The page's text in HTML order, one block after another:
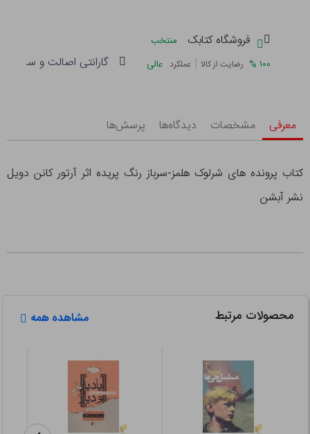
فروشگاه کتابک
منتخب
۱۰۰ % رضایت از کالا | عملکرد عالی گارانتی اصالت و سلامت
معرفی مشخصات دیدگاه‌ها پرسش‌ها
کتاب پرونده های شرلوک هلمز-سرباز رنگ پریده اثر آرتور کانن دویل
نشر آبشن
محصولات مرتبط مشاهده همه